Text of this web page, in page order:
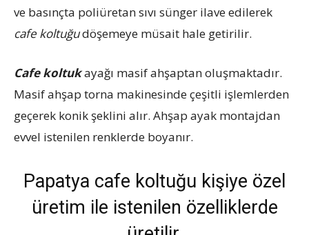
ve basınçta poliüretan sıvı sünger ilave edilerek
cafe koltuğudöşemeye müsait hale getirilir.
Cafe koltukayağı masif ahşaptan oluşmaktadır.
Masif ahşap torna makinesinde çeşitli işlemlerden
geçerek konik şeklini alır. Ahşap ayak montajdan
evvel istenilen renklerde boyanır.
Papatya cafe koltuğu kişiye özel
üretim ile istenilen özelliklerde